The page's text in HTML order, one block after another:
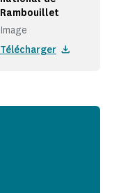
Rambouillet
Image
Télécharger